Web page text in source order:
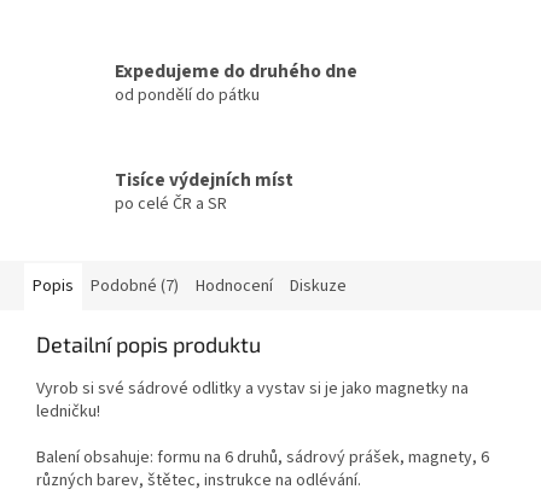
Expedujeme do druhého dne
od pondělí do pátku
Tisíce výdejních míst
po celé ČR a SR
Popis Podobné (7) Hodnocení Diskuze
Detailní popis produktu
Vyrob si své sádrové odlitky a vystav si je jako magnetky na
ledničku!
Balení obsahuje: formu na 6 druhů, sádrový prášek, magnety, 6
různých barev, štětec, instrukce na odlévání.